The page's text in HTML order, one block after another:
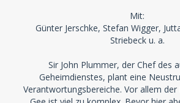
Mit:
Günter Jerschke, Stefan Wigger,
Striebeck u. a.
Sir John Plummer, der Chef des
Geheimdienstes, plant eine
Verantwortungsbereiche. Vor allem